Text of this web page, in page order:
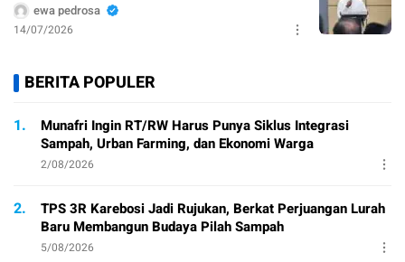
ewa pedrosa
14/07/2026
BERITA POPULER
1.
Munafri Ingin RT/RW Harus Punya Siklus Integrasi
Sampah, Urban Farming, dan Ekonomi Warga
2/08/2026
2.
TPS 3R Karebosi Jadi Rujukan, Berkat Perjuangan Lurah
Baru Membangun Budaya Pilah Sampah
5/08/2026